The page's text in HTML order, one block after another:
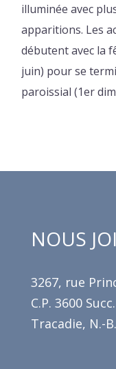
illuminée avec
apparitions. Les
débutent avec la
juin) pour se
paroissial (1er
NOUS
3267, rue
C.P. 3600
Tracadie, N.-